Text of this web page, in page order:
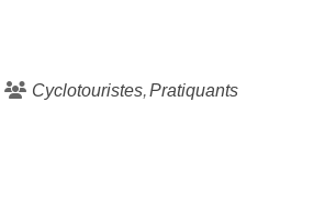
Cyclotouristes Pratiquants